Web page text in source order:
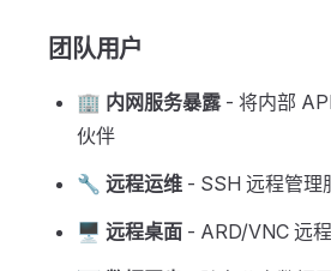
团队用户
🏢 内网服务暴露- 将内部
伙伴
🔧 远程运维 - SSH 远程管理
🖥️ 远程桌面 - ARD/VNC 远